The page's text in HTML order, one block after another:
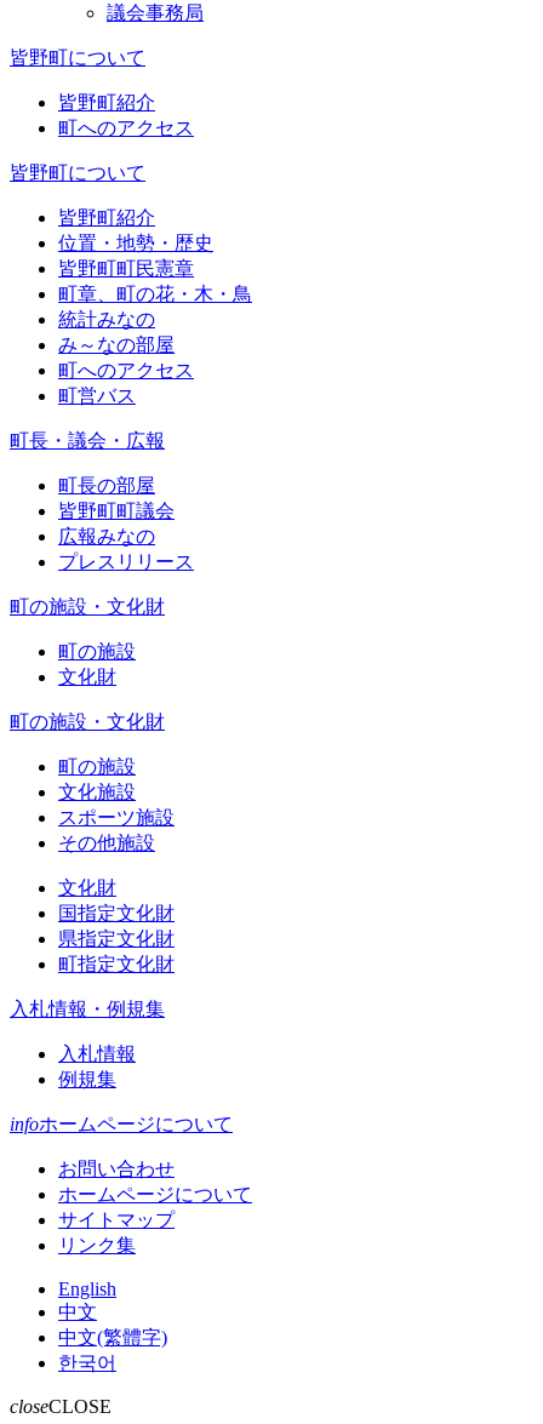
議会事務局
皆野町について
皆野町紹介
町へのアクセス
皆野町について
皆野町紹介
位置・地勢・歴史
皆野町町民憲章
町章、町の花・木・鳥
統計みなの
み～なの部屋
町へのアクセス
町営バス
町長・議会・広報
町長の部屋
皆野町町議会
広報みなの
プレスリリース
町の施設・文化財
町の施設
文化財
町の施設・文化財
町の施設
文化施設
スポーツ施設
その他施設
文化財
国指定文化財
県指定文化財
町指定文化財
入札情報・例規集
入札情報
例規集
infoホームページについて
お問い合わせ
ホームページについて
サイトマップ
リンク集
English
中文
中文(繁體字)
한국어
closeCLOSE